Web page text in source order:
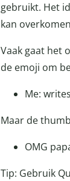
gebruikt. Het
kan
Vaak gaat het
de emoji om
Me:
Maar de
OMG
Tip: Gebruik